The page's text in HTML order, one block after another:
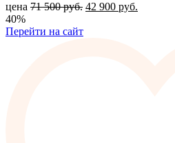
цена 71 500руб. 42 900 руб.
40%
Перейти на сайт